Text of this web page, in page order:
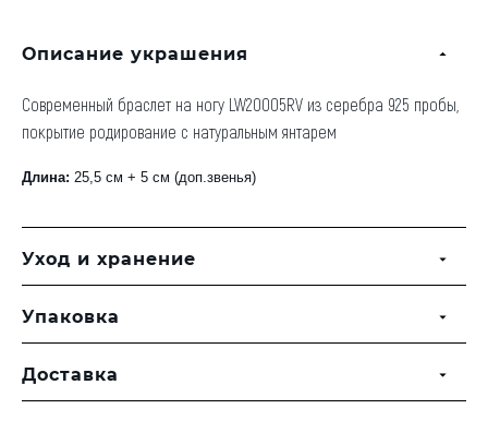
Описание украшения
Современный браслет на ногу LW20005RV из серебра 925 пробы,
покрытие родирование с натуральным янтарем
Длина: 25,5 см + 5 см (доп.звенья)
Уход и хранение
Упаковка
Доставка